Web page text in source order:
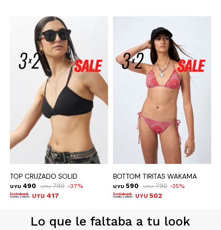
TOP CRUZADO SOLID
UYU 490 UYU 790 37
UYU 417
BOTTOM TIRITAS WAKAMA
UYU 590 UYU 790 25
UYU 502
Lo que le faltaba a tu look